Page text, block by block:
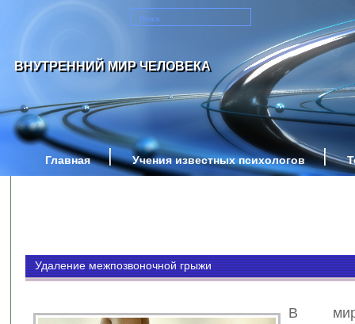
ВНУТРЕННИЙ МИР ЧЕЛОВЕКА
Главная Учения известных психологов
Удаление межпозвоночной грыжи
В